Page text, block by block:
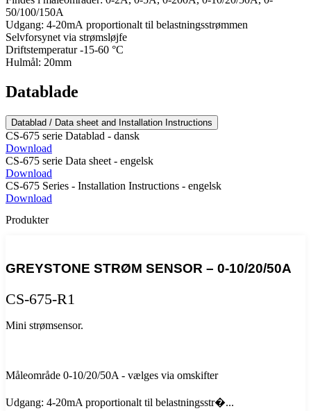
50/100/150A
Udgang: 4-20mA proportionalt til belastningsstrømmen
Selvforsynet via strømsløjfe
Driftstemperatur -15-60 °C
Hulmål: 20mm
Datablade
Datablad / Data sheet and Installation Instructions
CS-675 serie Datablad - dansk
Download
CS-675 serie Data sheet - engelsk
Download
CS-675 Series - Installation Instructions - engelsk
Download
Produkter
GREYSTONE STRØM SENSOR – 0-10/20/50A
CS-675-R1
Mini strømsensor.
Måleområde 0-10/20/50A - vælges via omskifter
Udgang: 4-20mA proportionalt til belastningsstr�...